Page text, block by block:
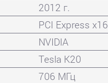
2012 г.
PCI Express
NVIDIA
Tesla K20
706 МГц